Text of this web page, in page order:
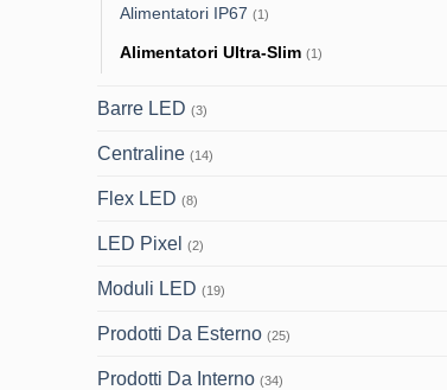
Alimentatori IP67 (1)
Alimentatori Ultra-Slim (1)
Barre LED (3)
Centraline (14)
Flex LED (8)
LED Pixel (2)
Moduli LED (19)
Prodotti Da Esterno (25)
Prodotti Da Interno (34)